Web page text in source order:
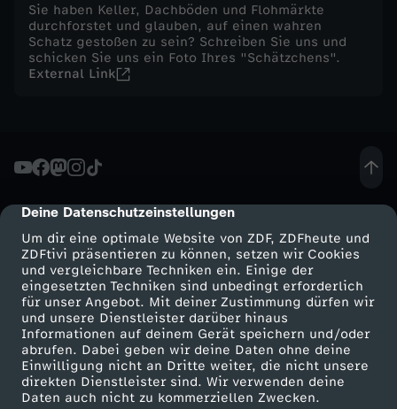
cmp-dialog-description
Deine Datenschutzeinstellungen
Um dir eine optimale Website von ZDF, ZDFheute und
ZDFtivi präsentieren zu können, setzen wir Cookies
und vergleichbare Techniken ein. Einige der
eingesetzten Techniken sind unbedingt erforderlich
für unser Angebot. Mit deiner Zustimmung dürfen wir
und unsere Dienstleister darüber hinaus
Informationen auf deinem Gerät speichern und/oder
abrufen. Dabei geben wir deine Daten ohne deine
Einwilligung nicht an Dritte weiter, die nicht unsere
direkten Dienstleister sind. Wir verwenden deine
Daten auch nicht zu kommerziellen Zwecken.
c
h
S
h
o
w
-
B
Sie haben Keller, Dachböden und Flohmärkte
durchforstet und glauben, auf einen wahren
Schatz gestoßen zu sein? Schreiben Sie uns und
schicken Sie uns ein Foto Ihres "Schätzchens".
External Link
Mehr ZDF
ZDF-Apps
Smart TV
ZDFtext
Service
ZDFmitreden
Kontakt zum ZDF
Tickets